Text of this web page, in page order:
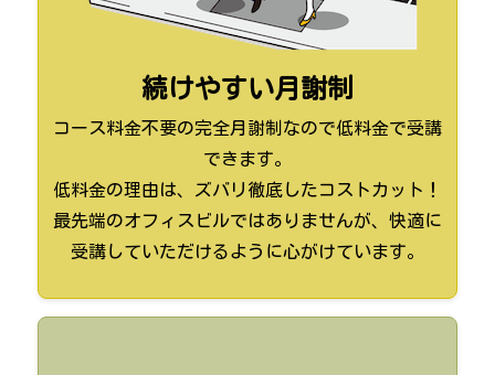
続けやすい月謝制
コース料金不要の完全月謝制なので低料金で受講
できます。
低料金の理由は、ズバリ徹底したコストカット！
最先端のオフィスビルではありませんが、快適に
受講していただけるように心がけています。